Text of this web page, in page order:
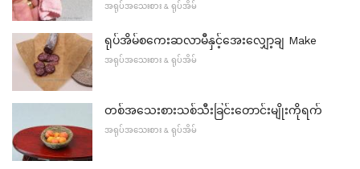
အရုပ်အသေးစား & ရုပ်အိမ်
ရုပ်အိမ်စကေးဆလာမီနှင့်အေးလျှော့ချ Make
အရုပ်အသေးစား & ရုပ်အိမ်
တစ်အသေးစားသစ်သီးခြင်းတောင်းမျိုးကိုရက်
အရုပ်အသေးစား & ရုပ်အိမ်